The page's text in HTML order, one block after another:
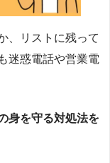
、リストに残って
迷惑電話や営業電
身を守る対処法を